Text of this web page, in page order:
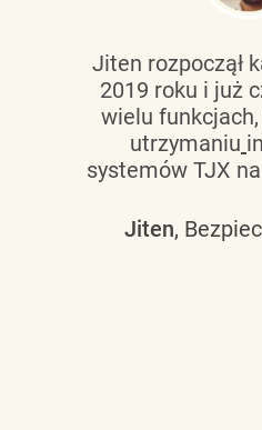
Jiten rozpoczął
2019 roku i już
wielu
utrzymaniu
systemów TJX
Jiten,